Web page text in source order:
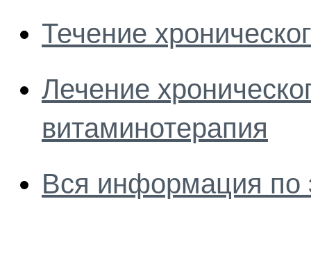
Течение
Лечение
витаминотерапия
Вся информация по